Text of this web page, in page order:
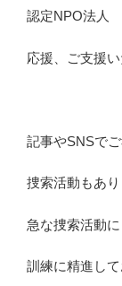
認定NPO法人
応援、ご支援
記事やSNSで
捜索活動もあり
急な捜索活動
訓練に精進して